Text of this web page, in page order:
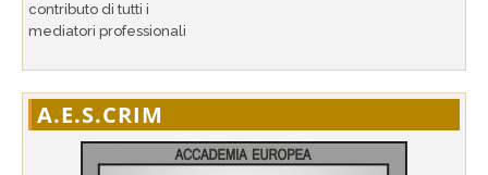
contributo di tutti i
mediatori professionali
A.E.S.CRIM